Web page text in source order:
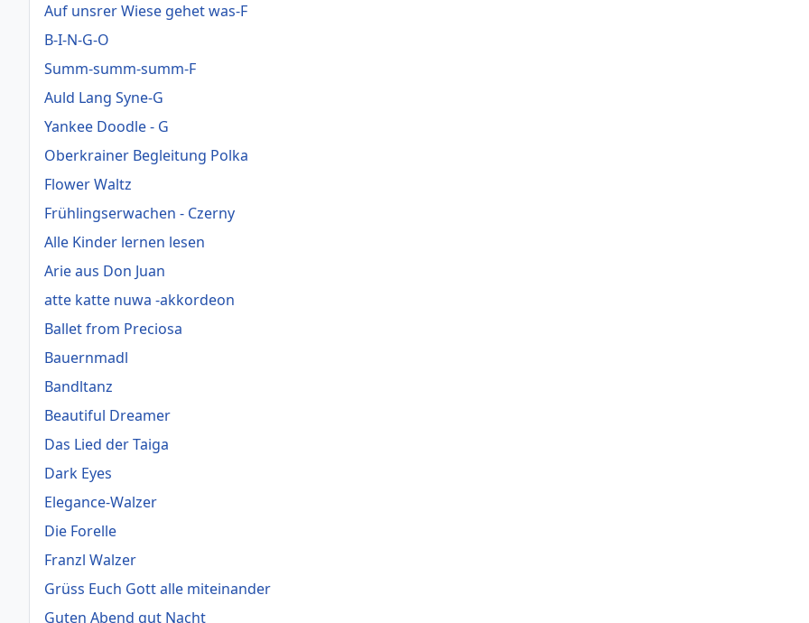
Auf unsrer Wiese gehet was-F
B-I-N-G-O
Summ-summ-summ-F
Auld Lang Syne-G
Yankee Doodle - G
Oberkrainer Begleitung Polka
Flower Waltz
Frühlingserwachen - Czerny
Alle Kinder lernen lesen
Arie aus Don Juan
atte katte nuwa -akkordeon
Ballet from Preciosa
Bauernmadl
Bandltanz
Beautiful Dreamer
Das Lied der Taiga
Dark Eyes
Elegance-Walzer
Die Forelle
Franzl Walzer
Grüss Euch Gott alle miteinander
Guten Abend gut Nacht